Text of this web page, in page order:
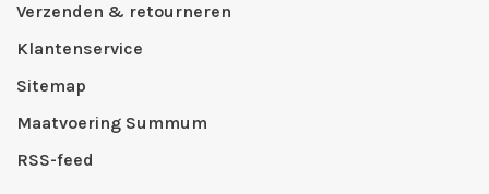
Verzenden & retourneren
Klantenservice
Sitemap
Maatvoering Summum
RSS-feed